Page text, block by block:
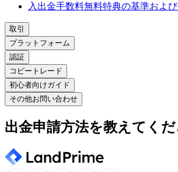
入出金手数料無料特典の基準およ
取引
プラットフォーム
認証
コピートレード
初心者向けガイド
その他お問い合わせ
出金申請方法を教えてくだ